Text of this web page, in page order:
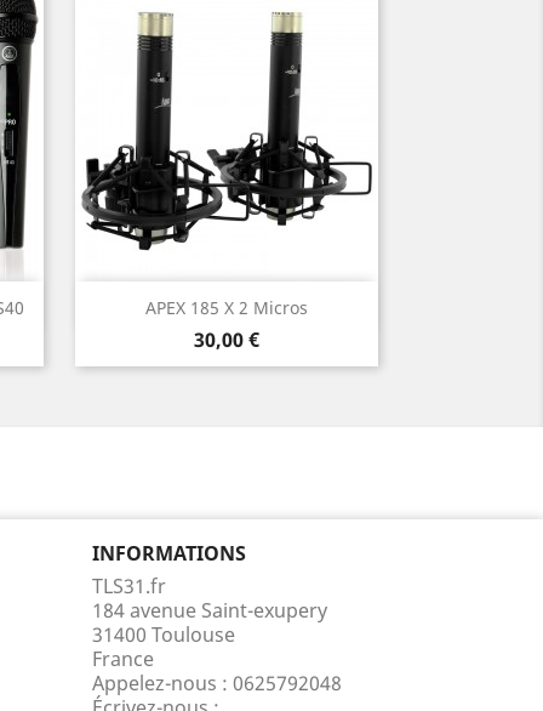
APEX 185 X 2 Micros
Prix
30,00 €
Aperçu rapide
INFORMATIONS
TLS31.fr
184 avenue Saint-exupery
31400 Toulouse
France
Appelez-nous : 0625792048